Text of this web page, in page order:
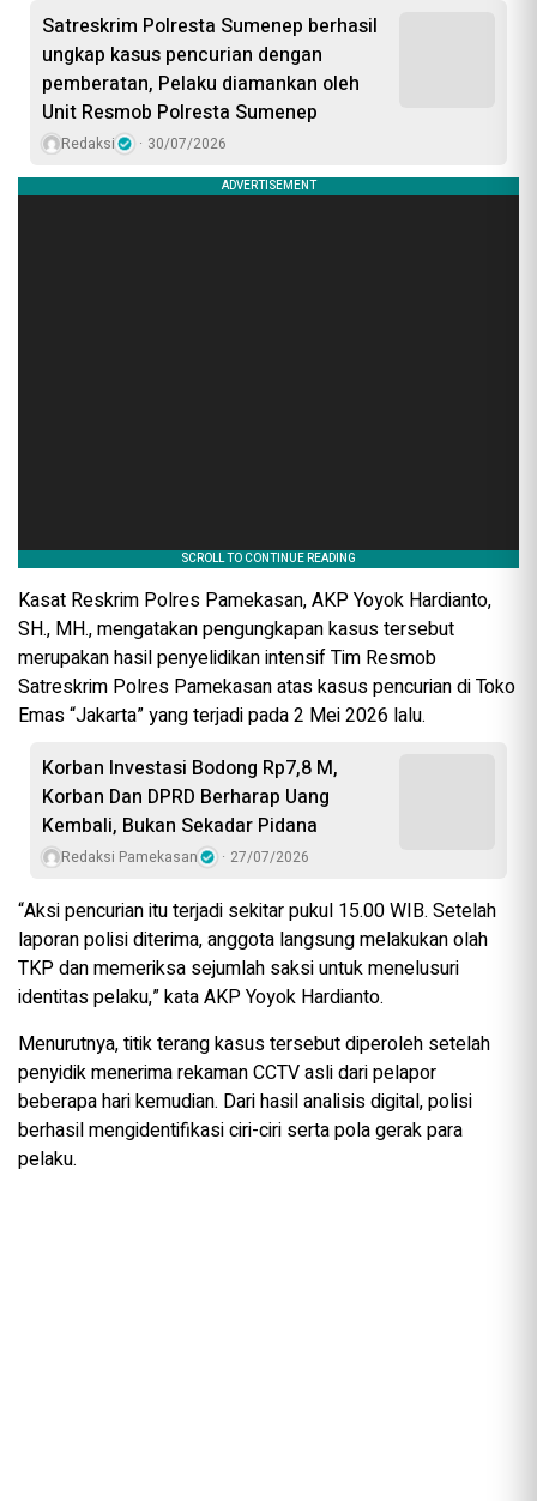
Satreskrim Polresta Sumenep berhasil
ungkap kasus pencurian dengan
pemberatan, Pelaku diamankan oleh
Unit Resmob Polresta Sumenep
Redaksi 30/07/2026
Kasat Reskrim Polres Pamekasan, AKP Yoyok Hardianto,
SH., MH., mengatakan pengungkapan kasus tersebut
merupakan hasil penyelidikan intensif Tim Resmob
Satreskrim Polres Pamekasan atas kasus pencurian di Toko
Emas “Jakarta” yang terjadi pada 2 Mei 2026 lalu.
Korban Investasi Bodong Rp7,8 M,
Korban Dan DPRD Berharap Uang
Kembali, Bukan Sekadar Pidana
Redaksi Pamekasan 27/07/2026
“Aksi pencurian itu terjadi sekitar pukul 15.00 WIB. Setelah
laporan polisi diterima, anggota langsung melakukan olah
TKP dan memeriksa sejumlah saksi untuk menelusuri
identitas pelaku,” kata AKP Yoyok Hardianto.
Menurutnya, titik terang kasus tersebut diperoleh setelah
penyidik menerima rekaman CCTV asli dari pelapor
beberapa hari kemudian. Dari hasil analisis digital, polisi
berhasil mengidentifikasi ciri-ciri serta pola gerak para
pelaku.